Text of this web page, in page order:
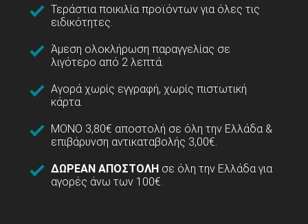
Τεράστια ποικιλία προϊόντων για όλες τις
ειδικότητες.
Άμεση ολοκλήρωση παραγγελίας σε
λιγότερο από 2 λεπτά.
Αγορά χωρίς εγγραφή, χωρίς πιστωτική
κάρτα.
ΜΟΝΟ 3,80€ αποστολή σε όλη την Ελλάδα &
επιβάρυνση αντικαταβολής 3,00€.
ΔΩΡΕΑΝ ΑΠΟΣΤΟΛΗ σε όλη την Ελλάδα για
αγορές άνω των 100€.